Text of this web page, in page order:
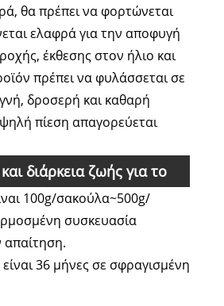
θα πρέπει να φορτώνεται
ελαφρά για την αποφυγή
έκθεσης στον ήλιο και
πρέπει να φυλάσσεται σε
δροσερή και καθαρή
πίεση απαγορεύεται
διάρκεια ζωής για το
NP
100g/σακούλα~500g/
συσκευασία
36 μήνες σε σφραγισμένη